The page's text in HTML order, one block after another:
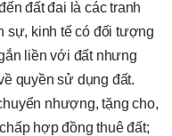
đất đai là các tranh
sự, kinh tế có đối tượng
liền với đất nhưng
quyền sử dụng đất.
nhượng, tặng cho,
hợp đồng thuê đất;